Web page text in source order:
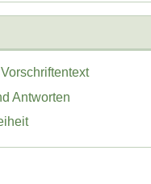
Antworten